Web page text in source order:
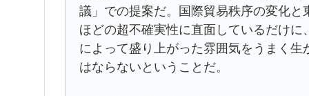
議」での提案だ。国際貿易秩序の変化
ほどの超不確実性に直面しているだけ
によって盛り上がった雰囲気をうまく
はならないということだ。